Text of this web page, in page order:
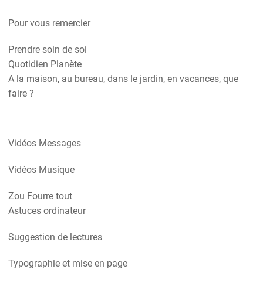
Pour vous remercier
Prendre soin de soi
Quotidien Planète
A la maison, au bureau, dans le jardin, en vacances, que
faire ?
Vidéos Messages
Vidéos Musique
Zou Fourre tout
Astuces ordinateur
Suggestion de lectures
Typographie et mise en page